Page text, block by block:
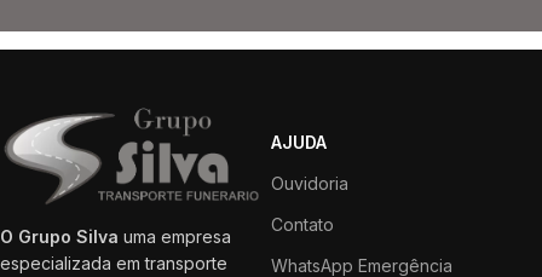
O Grupo Silva uma empresa
especializada em transporte
AJUDA
Ouvidoria
Contato
WhatsApp Emergência